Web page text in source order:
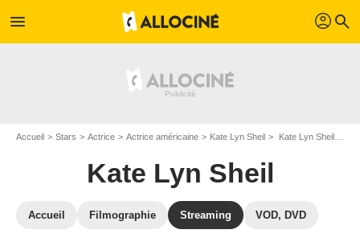
menu profil search
Accueil Stars Actrice Actrice américaine Kate Lyn Sheil Kate Lyn Sheil : Films et séries online
Kate Lyn Sheil
Accueil Filmographie Streaming VOD, DVD